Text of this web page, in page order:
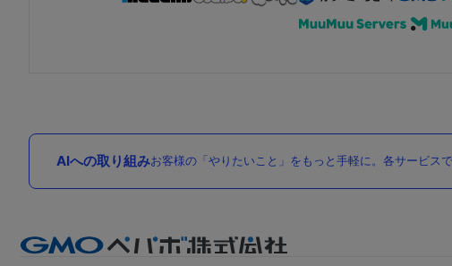
AIへの取り組みお客様の「やりたいこと」をもっと手軽に。各サービス